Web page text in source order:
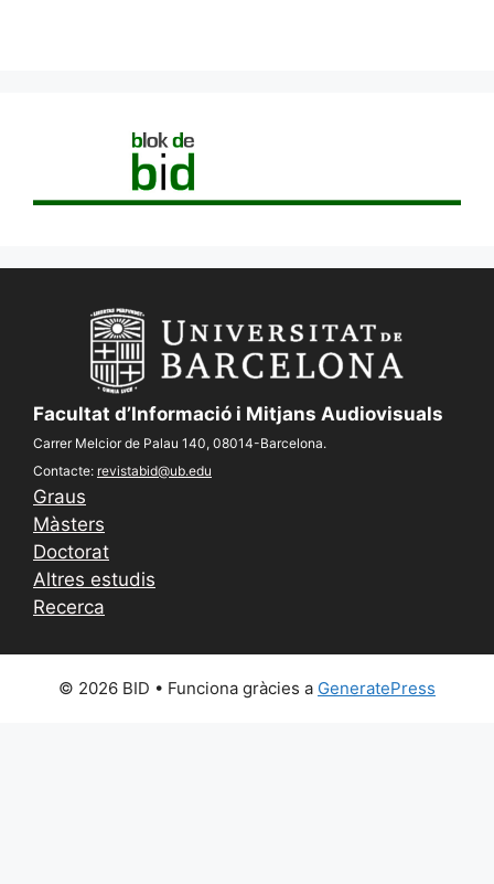
Facultat d’Informació i Mitjans Audiovisuals
Carrer Melcior de Palau 140, 08014-Barcelona.
Contacte: revistabid@ub.edu
Graus
Màsters
Doctorat
Altres estudis
Recerca
© 2026 BID • Funciona gràcies a GeneratePress